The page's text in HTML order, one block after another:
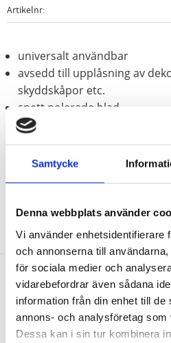
Samtycke
Denna webbplats använder
Vi använder enhetsidentifierare
och annonserna till
för sociala medier och
vidarebefordrar även sådana
information från din enhet till de
annons- och analysföretag som
Dessa kan i sin tur kombinera
Artikelnr
universalt användbar
avsedd till upplåsning av
skyddskåpor etc.
snett polerade blad
Med upphängningsöppning
Med 2-komponent-handtag
Rostfritt stål